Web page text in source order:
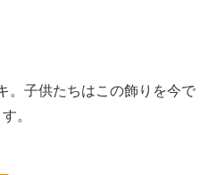
。子供たちはこの飾りを今で
。